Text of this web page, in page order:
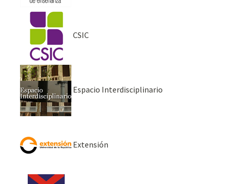
CSIC
Espacio Interdisciplinario
Extensión